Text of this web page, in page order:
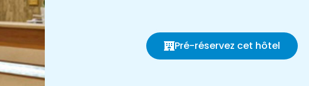
Pré-réservez cet hôtel